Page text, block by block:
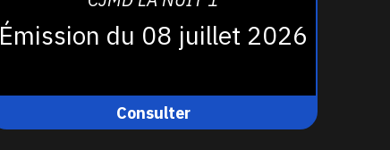
Émission du 08 juillet 2026
Consulter